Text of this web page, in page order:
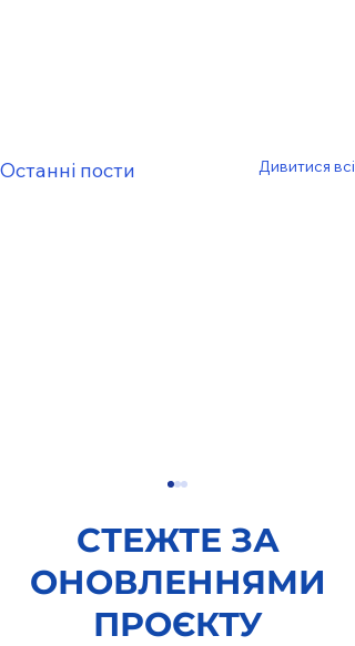
Останні пости Дивитися всі
СТЕЖТЕ ЗА
ОНОВЛЕННЯМИ
ПРОЄКТУ